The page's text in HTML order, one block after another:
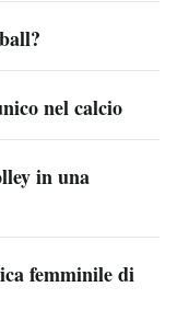
nel calcio
in una
femminile di